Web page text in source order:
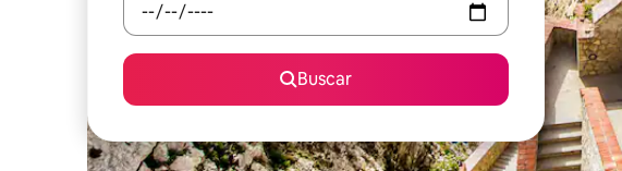
Buscar